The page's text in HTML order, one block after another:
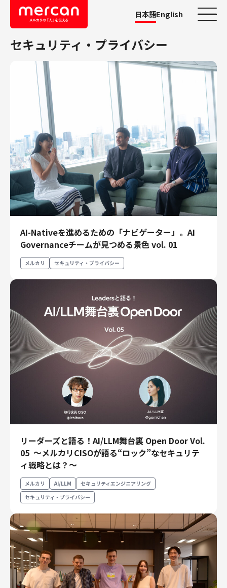
日本語English
カテゴリーから探す
会社・事業
鹿島アントラーズ
メルカリ
メルペイ
メルコイン
メルカリShops
メルカリR4Dラボ
AI/LLM
職種
エンジニアリング
エンジニアリング
コーポレートエンジニアリング
プロダクト・ビジネス
経営・事業企画
事業開発
カスタマーサービス
営業
マーケティング・PR
プロダクトマネジメント
データアナリティクス
プロダクトデザイン
コーポレート
財務・経理
内部監査・リスク
法務
人事
セキュリティ・プライバシー
募集中の求人一覧
セキュリティ・プライバシー
AI-Nativeを進めるための「ナビゲーター」。AI
Governanceチームが見つめる景色 vol. 01
メルカリ セキュリティ・プライバシー
リーダーズと語る！AI/LLM舞台裏 Open Door Vol.
05 〜メルカリCISOが語る“ロック”なセキュリテ
ィ戦略とは？〜
メルカリ AI/LLM
セキュリティエンジニアリング
セキュリティ・プライバシー